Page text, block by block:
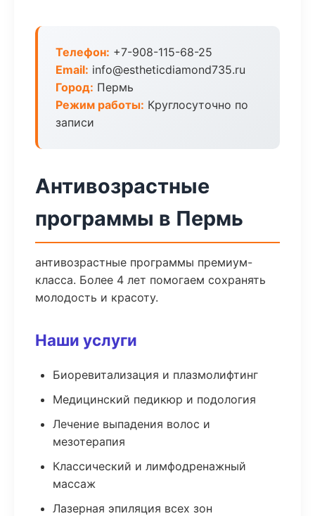
Телефон: +7-908-115-68-25
Email: info@estheticdiamond735.ru
Город: Пермь
Режим работы: Круглосуточно по
записи
Антивозрастные
программы в Пермь
антивозрастные программы премиум-
класса. Более 4 лет помогаем сохранять
молодость и красоту.
Наши услуги
Биоревитализация и плазмолифтинг
Медицинский педикюр и подология
Лечение выпадения волос и
мезотерапия
Классический и лимфодренажный
массаж
Лазерная эпиляция всех зон